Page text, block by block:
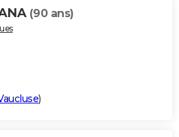
(90 ans)
)